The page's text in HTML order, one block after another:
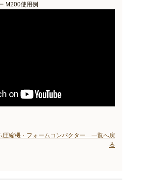
M200使用例
圧縮機・フォームコンパクター 一覧へ戻
る